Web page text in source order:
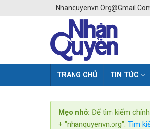
TRANG CHỦ TIN TỨC
Mẹo nhỏ: Để tìm kiếm
+ "nhanquyenvn.org". Tìm